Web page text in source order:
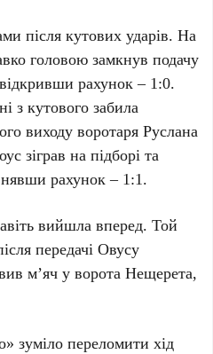
після кутових ударів. На
головою замкнув подачу
рахунок – 1:0.
з кутового забила
виходу воротаряРуслана
зіграв на підборі та
рахунок – 1:1.
вийшла вперед. Той
передачіОвусу
м’яч у воротаНещерета,
зуміло переломити хід